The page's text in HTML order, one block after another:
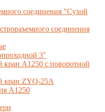
соединения "Сухой
соединения
3"
кран A1250 с поворотной
кран ZYQ-25A
А1250